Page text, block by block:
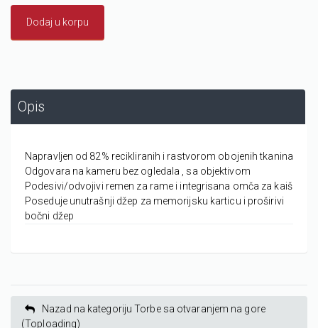
Dodaj u korpu
Opis
Napravljen od 82% recikliranih i rastvorom obojenih tkanina
Odgovara na kameru bez ogledala , sa objektivom
Podesivi/odvojivi remen za rame i integrisana omča za kaiš
Poseduje unutrašnji džep za memorijsku karticu i proširivi
bočni džep
Nazad na kategoriju Torbe sa otvaranjem na gore
(Toploading)